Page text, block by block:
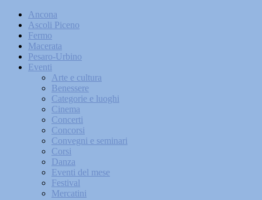
Ancona
Ascoli Piceno
Fermo
Macerata
Pesaro-Urbino
Eventi
Arte e cultura
Benessere
Categorie e luoghi
Cinema
Concerti
Concorsi
Convegni e seminari
Corsi
Danza
Eventi del mese
Festival
Mercatini